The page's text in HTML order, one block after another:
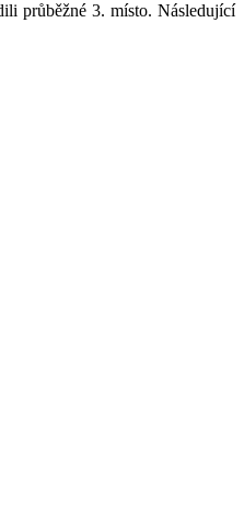
průběžné 3. místo. Následující